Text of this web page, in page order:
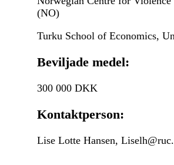
(NO)
Turku School of Economics,
Beviljade medel:
300 000 DKK
Kontaktperson:
Lise Lotte Hansen,